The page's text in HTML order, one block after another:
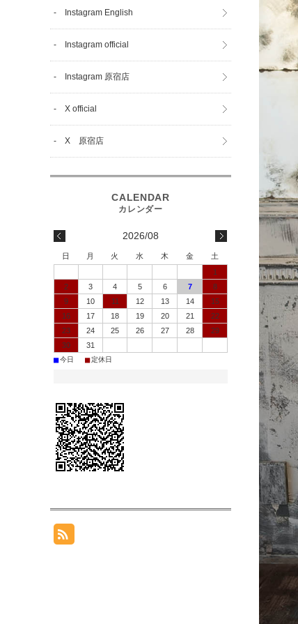
- Instagram English
- Instagram official
- Instagram 原宿店
- X official
- X 原宿店
2026/08
日 月 火 水 木 金
土
1
2
3 4 5 6 7
8
9
10 11 12 13 14
15
16
17 18 19 20 21
22
23
24 25 26 27 28
29
30
31
■今日 ■定休日